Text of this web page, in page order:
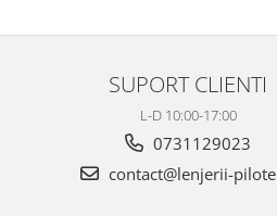
SUPORT CLIENTI
L-D 10:00-17:00
0731129023
contact@lenjerii-